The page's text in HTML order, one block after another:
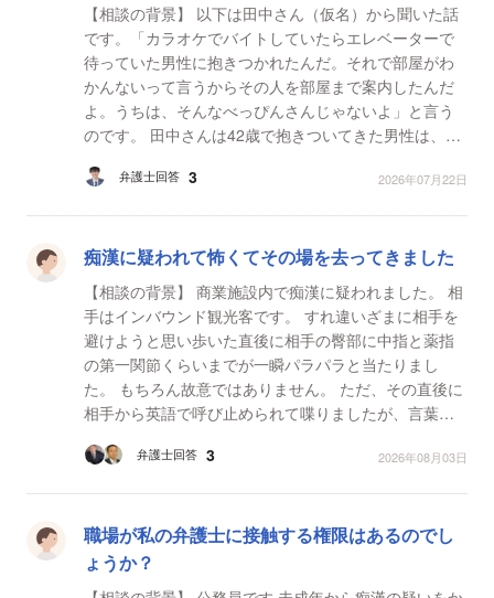
【相談の背景】 以下は田中さん（仮名）から聞いた話
です。「カラオケでバイトしていたらエレベーターで
待っていた男性に抱きつかれたんだ。それで部屋がわ
かんないって言うからその人を部屋まで案内したんだ
よ。うちは、そんなべっぴんさんじゃないよ」と言う
のです。 田中さんは42歳で抱きついてきた男性は、見
っ...
弁護士回答 3 2026年07月22日
痴漢に疑われて怖くてその場を去ってきました
【相談の背景】 商業施設内で痴漢に疑われました。 相
手はインバウンド観光客です。 すれ違いざまに相手を
避けようと思い歩いた直後に相手の臀部に中指と薬指
の第一関節くらいまでが一瞬パラパラと当たりまし
た。 もちろん故意ではありません。 ただ、その直後に
相手から英語で呼び止められて喋りましたが、言葉が
ラ...
弁護士回答 3 2026年08月03日
職場が私の弁護士に接触する権限はあるのでし
ょうか？